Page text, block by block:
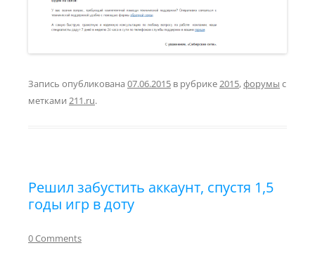
Запись опубликована 07.06.2015 в рубрике2015,форумы с
метками 211.ru.
Решил забустить аккаунт, спустя 1,5
годы игр в доту
0 Comments